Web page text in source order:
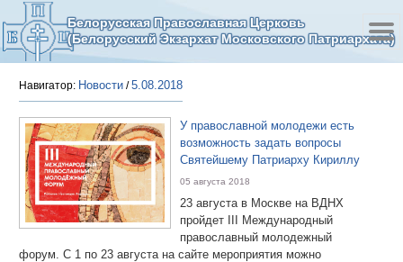
Белорусская Православная Церковь
(Белорусский Экзархат Московского Патриархата)
Навигатор: Новости /5.08.2018
У православной молодежи есть
возможность задать вопросы
Святейшему Патриарху Кириллу
05 августа 2018
23 августа в Москве на ВДНХ
пройдет III Международный
православный молодежный
форум. С 1 по 23 августа на сайте мероприятия можно